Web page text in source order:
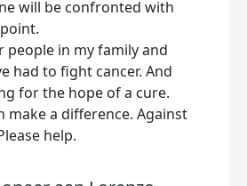
will be confronted with
in my family and
had to fight cancer. And
for the hope of a cure.
make a difference. Against
help.